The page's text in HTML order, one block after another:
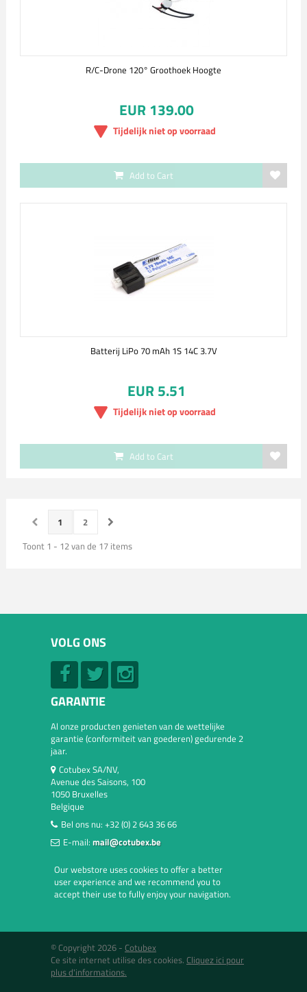
R/C-Drone 120° Groothoek Hoogte
EUR 139.00
Tijdelijk niet op voorraad
Add to Cart
Batterij LiPo 70 mAh 1S 14C 3.7V
EUR 5.51
Tijdelijk niet op voorraad
Add to Cart
1
2
Toont 1 - 12 van de 17 items
VOLG ONS
GARANTIE
Al onze producten genieten van de wettelijke
garantie (conformiteit van goederen) gedurende 2
jaar.
Cotubex SA/NV,
Avenue des Saisons, 100
1050 Bruxelles
Belgique
Bel ons nu: +32 (0) 2 643 36 66
E-mail: mail@cotubex.be
Our webstore uses cookies to offer a better
user experience and we recommend you to
accept their use to fully enjoy your navigation.
© Copyright 2026 - Cotubex
Ce site internet utilise des cookies. Cliquez ici pour
plus d'informations.